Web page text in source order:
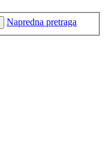
Napredna pretraga